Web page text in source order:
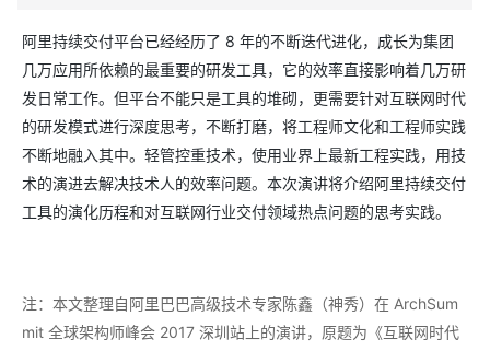
阿里持续交付平台已经经历了 8 年的不断迭代进化，成长为集团
几万应用所依赖的最重要的研发工具，它的效率直接影响着几万研
发日常工作。但平台不能只是工具的堆砌，更需要针对互联网时代
的研发模式进行深度思考，不断打磨，将工程师文化和工程师实践
不断地融入其中。轻管控重技术，使用业界上最新工程实践，用技
术的演进去解决技术人的效率问题。本次演讲将介绍阿里持续交付
工具的演化历程和对互联网行业交付领域热点问题的思考实践。
注：本文整理自阿里巴巴高级技术专家陈鑫（神秀）在 ArchSum
mit 全球架构师峰会 2017 深圳站上的演讲，原题为《互联网时代